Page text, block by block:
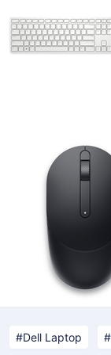
Dell Laptop